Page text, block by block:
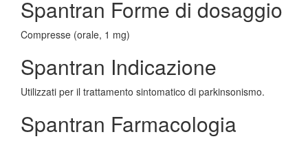
Spantran Forme di dosaggio
Compresse (orale, 1 mg)
Spantran Indicazione
Utilizzati per il trattamento sintomatico di parkinsonismo.
Spantran Farmacologia